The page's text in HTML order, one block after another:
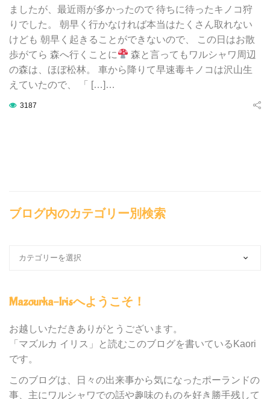
ましたが、最近雨が多かったので 待ちに待ったキノコ狩
りでした。 朝早く行かなければ本当はたくさん取れない
けども 朝早く起きることができないので、 この日はお散
歩がてら 森へ行くことに
森と言ってもワルシャワ周辺
の森は、ほぼ松林。 車から降りて早速毒キノコは沢山生
えていたので、 「 […]…
3187
ブログ内のカテゴリー別検索
の
テ
ゴ
ー
別
検
Mazourka-Irisへようこそ！
お越しいただきありがとうございます。
「マズルカ イリス」と読むこのブログを書いているKaori
です。
このブログは、日々の出来事から気になったポーランドの
事、主にワルシャワでの話や趣味のものを好き勝手残して